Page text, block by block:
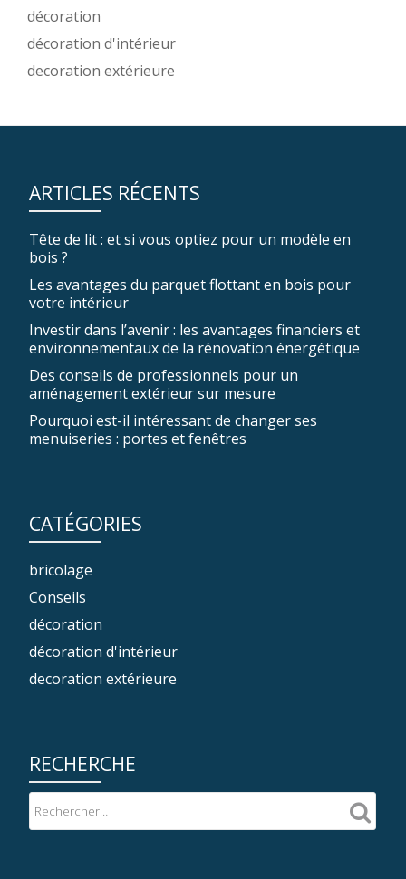
décoration
décoration d'intérieur
decoration extérieure
ARTICLES RÉCENTS
Tête de lit : et si vous optiez pour un modèle en
bois ?
Les avantages du parquet flottant en bois pour
votre intérieur
Investir dans l’avenir : les avantages financiers et
environnementaux de la rénovation énergétique
Des conseils de professionnels pour un
aménagement extérieur sur mesure
Pourquoi est-il intéressant de changer ses
menuiseries : portes et fenêtres
CATÉGORIES
bricolage
Conseils
décoration
décoration d'intérieur
decoration extérieure
RECHERCHE